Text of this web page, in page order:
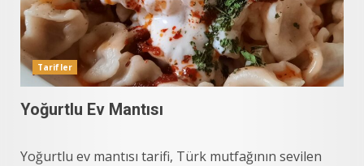
Tarifler
Yoğurtlu Ev Mantısı
Yoğurtlu ev mantısı tarifi, Türk mutfağının sevilen